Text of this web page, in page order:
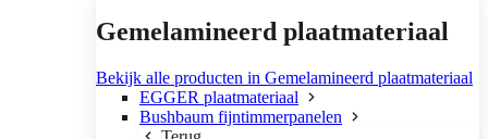
Gemelamineerd plaatmateriaal
Bekijk alle producten in Gemelamineerd plaatmateriaal
EGGER plaatmateriaal
Bushbaum fijntimmerpanelen